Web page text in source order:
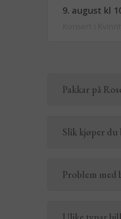
9. august kl
Pakkar på
Slik kjøper
Problem med